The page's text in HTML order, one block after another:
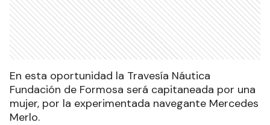
En esta oportunidad la Travesía Náutica
Fundación de Formosa será capitaneada por una
mujer, por la experimentada navegante Mercedes
Merlo.